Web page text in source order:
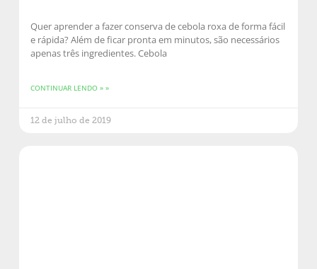
Quer aprender a fazer conserva de cebola roxa de forma fácil
e rápida? Além de ficar pronta em minutos, são necessários
apenas três ingredientes. Cebola
CONTINUAR LENDO » »
12 de julho de 2019